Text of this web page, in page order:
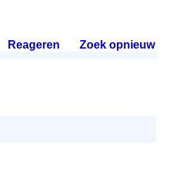
Reageren Zoek opnieuw.